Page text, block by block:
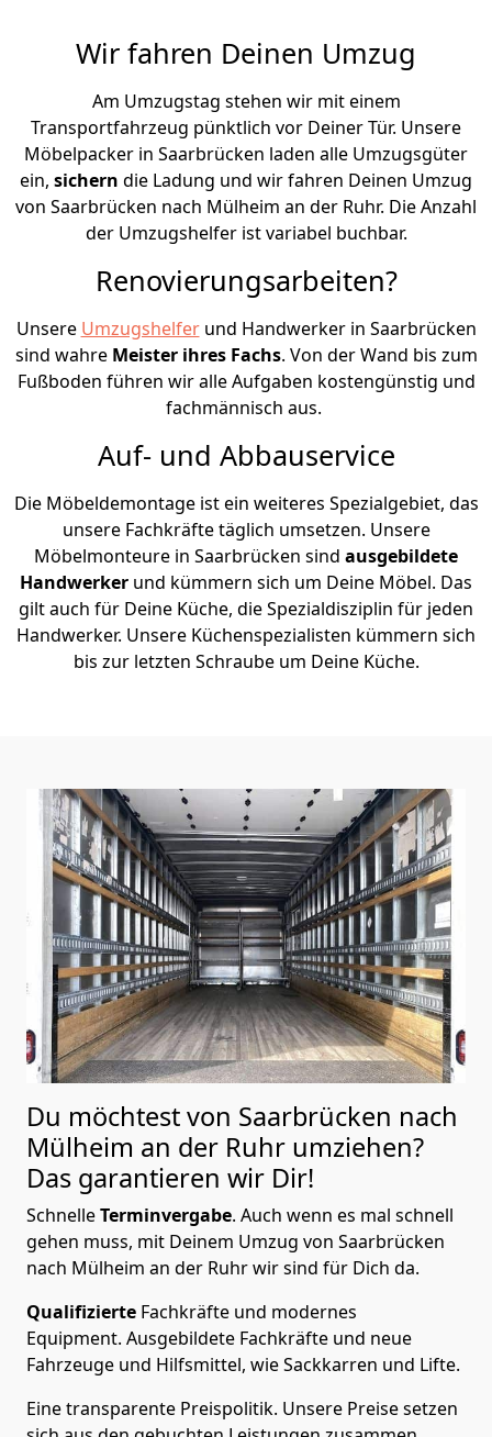
Wir fahren Deinen Umzug
Am Umzugstag stehen wir mit einem
Transportfahrzeug pünktlich vor Deiner Tür. Unsere
Möbelpacker in Saarbrücken laden alle Umzugsgüter
ein, sichern die Ladung und wir fahren Deinen Umzug
von Saarbrücken nach Mülheim an der Ruhr. Die Anzahl
der Umzugshelfer ist variabel buchbar.
Renovierungsarbeiten?
Unsere Umzugshelferund Handwerker in Saarbrücken
sind wahre Meister ihres Fachs. Von der Wand bis zum
Fußboden führen wir alle Aufgaben kostengünstig und
fachmännisch aus.
Auf- und Abbauservice
Die Möbeldemontage ist ein weiteres Spezialgebiet, das
unsere Fachkräfte täglich umsetzen. Unsere
Möbelmonteure in Saarbrücken sind ausgebildete
Handwerker und kümmern sich um Deine Möbel. Das
gilt auch für Deine Küche, die Spezialdisziplin für jeden
Handwerker. Unsere Küchenspezialisten kümmern sich
bis zur letzten Schraube um Deine Küche.
Du möchtest von Saarbrücken nach
Mülheim an der Ruhr umziehen?
Das garantieren wir Dir!
SchnelleTerminvergabe. Auch wenn es mal schnell
gehen muss, mit Deinem Umzug von Saarbrücken
nach Mülheim an der Ruhr wir sind für Dich da.
Qualifizierte Fachkräfte und modernes
Equipment. Ausgebildete Fachkräfte und neue
Fahrzeuge und Hilfsmittel, wie Sackkarren und Lifte.
Eine transparente Preispolitik. Unsere Preise setzen